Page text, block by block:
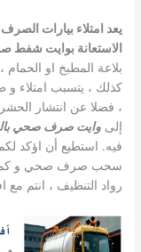
يعد امتلاء بيارات
الاستعانة بوايت شفط
بلاعة المطبخ او
كذلك ، يتسبب امتلاء و
، فضلا عن انتشار
إلىوايت صرف صحي
فيه. استطيع أن اؤكد
سحب صرف صحي و
رواد التنظيف ، انتم مع